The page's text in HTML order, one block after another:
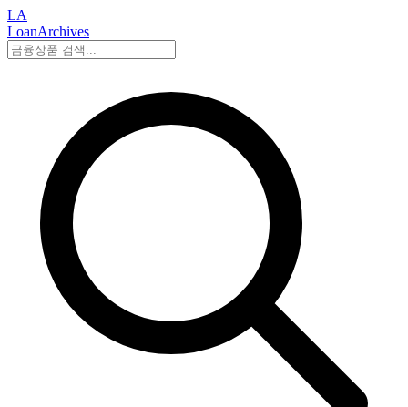
LA
LoanArchives